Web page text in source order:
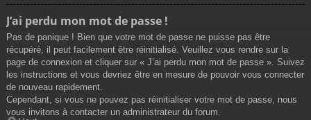
J’ai perdu mon mot de passe !
Pas de panique ! Bien que votre mot de passe ne puisse pas être
récupéré, il peut facilement être réinitialisé. Veuillez vous rendre sur la
page de connexion et cliquer sur « J’ai perdu mon mot de passe ». Suivez
les instructions et vous devriez être en mesure de pouvoir vous connecter
de nouveau rapidement.
Cependant, si vous ne pouvez pas réinitialiser votre mot de passe, nous
vous invitons à contacter un administrateur du forum.